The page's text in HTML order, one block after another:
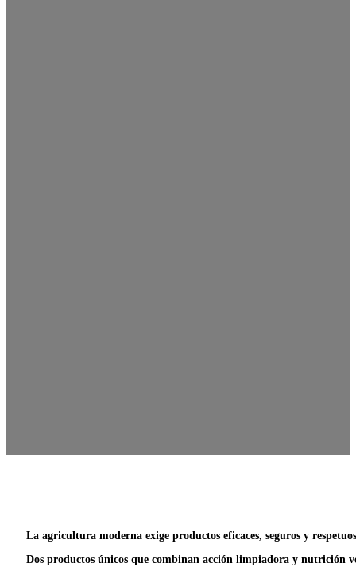
La agricultura moderna exige productos eficaces, seguros y
Dos productos únicos que combinan acción limpiadora y nutrición